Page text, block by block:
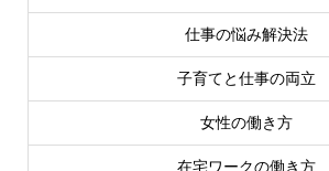
仕事の悩み解決法
子育てと仕事の両立
女性の働き方
在宅ワークの働き方